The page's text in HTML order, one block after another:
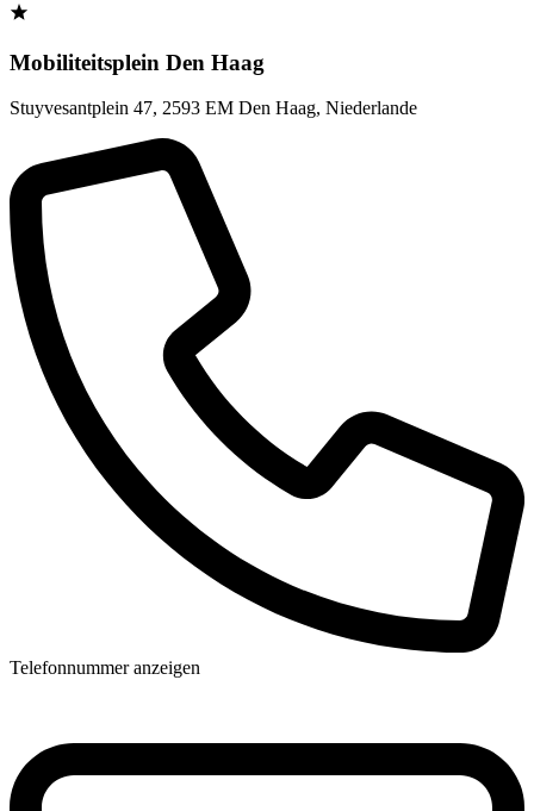
Mobiliteitsplein Den Haag
Stuyvesantplein 47, 2593 EM Den Haag, Niederlande
Telefonnummer anzeigen